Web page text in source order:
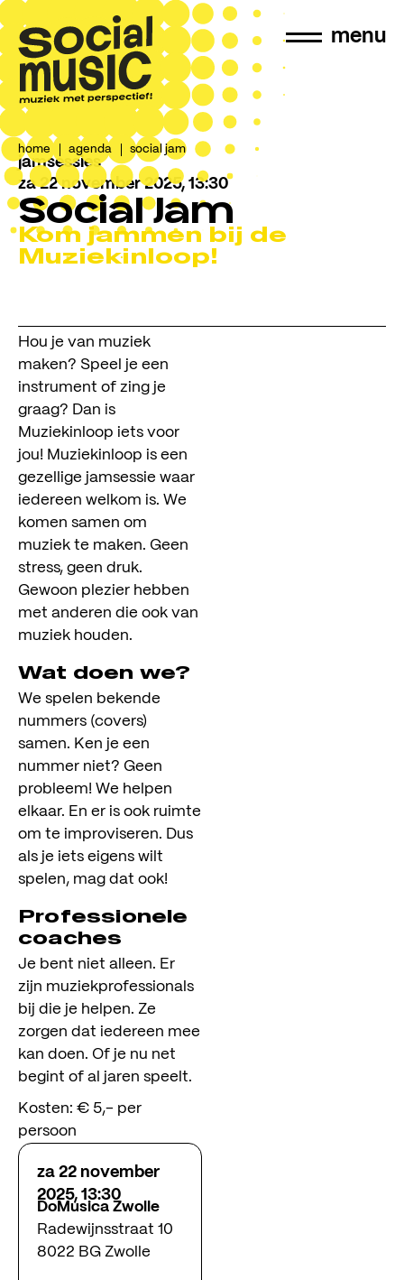
menu
home agenda social jam
jamsessies
za 22 november 2025, 13:30
Social Jam
Kom jammen bij de
Muziekinloop!
Hou je van muziek
maken? Speel je een
instrument of zing je
graag? Dan is
Muziekinloop iets voor
jou! Muziekinloop is een
gezellige jamsessie waar
iedereen welkom is. We
komen samen om
muziek te maken. Geen
stress, geen druk.
Gewoon plezier hebben
met anderen die ook van
muziek houden.
Wat doen we?
We spelen bekende
nummers (covers)
samen. Ken je een
nummer niet? Geen
probleem! We helpen
elkaar. En er is ook ruimte
om te improviseren. Dus
als je iets eigens wilt
spelen, mag dat ook!
Professionele
coaches
Je bent niet alleen. Er
zijn muziekprofessionals
bij die je helpen. Ze
zorgen dat iedereen mee
kan doen. Of je nu net
begint of al jaren speelt.
Kosten: € 5,- per
persoon
za 22 november
2025, 13:30
DoMusica Zwolle
Radewijnsstraat 10
8022 BG Zwolle